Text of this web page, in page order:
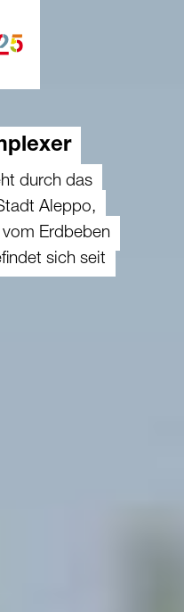
durch das
Aleppo,
Erdbeben
sich seit